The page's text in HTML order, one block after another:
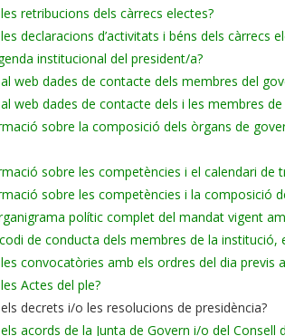
retribucions dels càrrecs electes?
declaracions d’activitats i béns dels càrrecs
institucional del president/a?
web dades de contacte dels membres del
web dades de contacte dels i les membres de
sobre la composició dels òrgans de
sobre les competències i el calendari de
sobre les competències i la composició
polític complet del mandat vigent
de conducta dels membres de la
convocatòries amb els ordres del dia previs
Actes del ple?
decrets i/o les resolucions de presidència?
acords de la Junta de Govern i/o del Consell